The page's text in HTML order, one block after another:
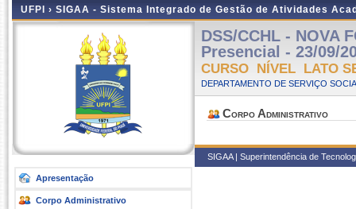
UFPI › SIGAA - Sistema Integrado de Gestão de Atividades
Apresentação
Corpo Administrativo
DSS/CCHL - NOVA
Presencial - 23/09/
CURSO NÍVEL LATO
DEPARTAMENTO DE SERVIÇO
Corpo Administrativo
SIGAA | Superintendência de